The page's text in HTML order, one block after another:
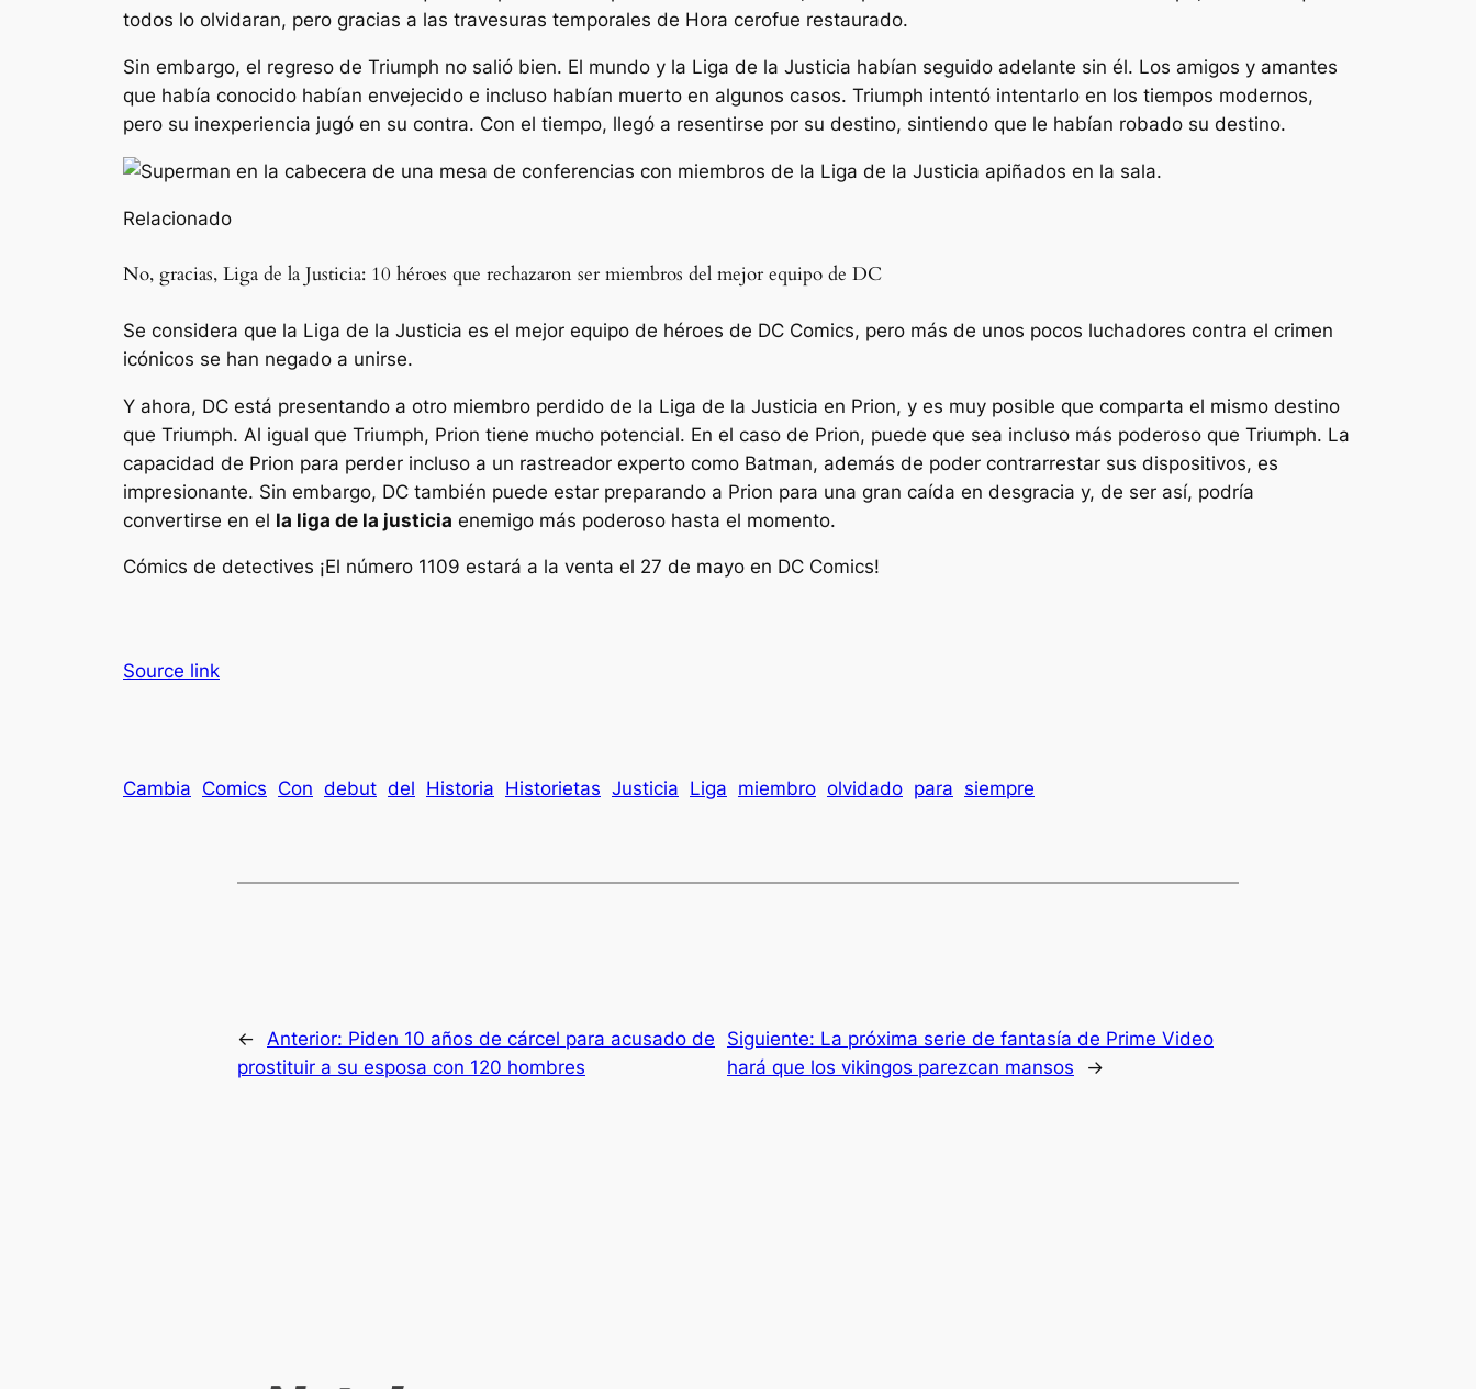
todos lo olvidaran, pero gracias a las travesuras temporales de Hora cerofue restaurado.
Sin embargo, el regreso de Triumph no salió bien. El mundo y la Liga de la Justicia habían seguido adelante sin él. Los amigos y amantes
que había conocido habían envejecido e incluso habían muerto en algunos casos. Triumph intentó intentarlo en los tiempos modernos,
pero su inexperiencia jugó en su contra. Con el tiempo, llegó a resentirse por su destino, sintiendo que le habían robado su destino.
Relacionado
No, gracias, Liga de la Justicia: 10 héroes que rechazaron ser miembros del mejor equipo de DC
Se considera que la Liga de la Justicia es el mejor equipo de héroes de DC Comics, pero más de unos pocos luchadores contra el crimen
icónicos se han negado a unirse.
Y ahora, DC está presentando a otro miembro perdido de la Liga de la Justicia en Prion, y es muy posible que comparta el mismo destino
que Triumph. Al igual que Triumph, Prion tiene mucho potencial. En el caso de Prion, puede que sea incluso más poderoso que Triumph. La
capacidad de Prion para perder incluso a un rastreador experto como Batman, además de poder contrarrestar sus dispositivos, es
impresionante. Sin embargo, DC también puede estar preparando a Prion para una gran caída en desgracia y, de ser así, podría
convertirse en el la liga de la justicia enemigo más poderoso hasta el momento.
Cómics de detectives ¡El número 1109 estará a la venta el 27 de mayo en DC Comics!
Source link
Cambia Comics Con debut del Historia Historietas Justicia Liga miembro olvidado para siempre
← Anterior: Piden 10 años de cárcel para acusado de
prostituir a su esposa con 120 hombres
Siguiente: La próxima serie de fantasía de Prime Video
hará que los vikingos parezcan mansos
→